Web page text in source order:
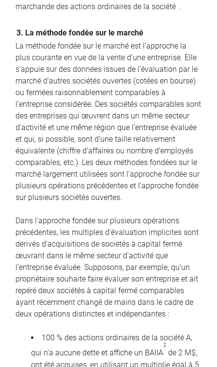
marchande des actions ordinaires de la société .
3. La méthode fondée sur le marché
La méthode fondée sur le marché est l’approche la
plus courante en vue de la vente d’une entreprise. Elle
s’appuie sur des données issues de l’évaluation par le
marché d’autres sociétés ouvertes (cotées en bourse)
ou fermées raisonnablement comparables à
l’entreprise considérée. Des sociétés comparables sont
des entreprises qui œuvrent dans un même secteur
d’activité et une même région que l’entreprise évaluée
et qui, si possible, sont d’une taille relativement
équivalente (chiffre d’affaires ou nombre d’employés
comparables, etc.). Les deux méthodes fondées sur le
marché largement utilisées sont l’approche fondée sur
plusieurs opérations précédentes et l’approche fondée
sur plusieurs sociétés ouvertes.
Dans l’approche fondée sur plusieurs opérations
précédentes, les multiples d’évaluation implicites sont
dérivés d’acquisitions de sociétés à capital fermé
œuvrant dans le même secteur d’activité que
l’entreprise évaluée. Supposons, par exemple, qu’un
propriétaire souhaite faire évaluer son entreprise et ait
repéré deux sociétés à capital fermé comparables
ayant récemment changé de mains dans le cadre de
deux opérations distinctes et indépendantes :
100 % des actions ordinaires de la société A,
qui n’a aucune dette et affiche un BAIIA
2
de 2 M$,
ont été acquises, en utilisant un multiplie égal à 5,